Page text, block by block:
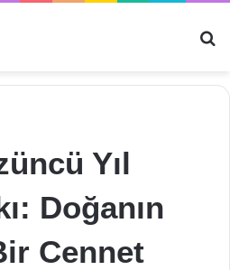
Yıl
Doğanın
Cennet